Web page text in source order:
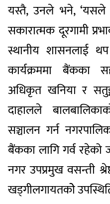
यस्तै, उनले भने, ‘यसले
सकारात्मक दूरगामी
स्थानीय शासनलाई थप
कार्यक्रममा बैंकका
अधिकृत खनिया र
दाहालले
सञ्चालन गर्न
बैंकका लागि गर्व रहेको
नगर उपप्रमुख वसन्ती
खड्गीलगायतकोे